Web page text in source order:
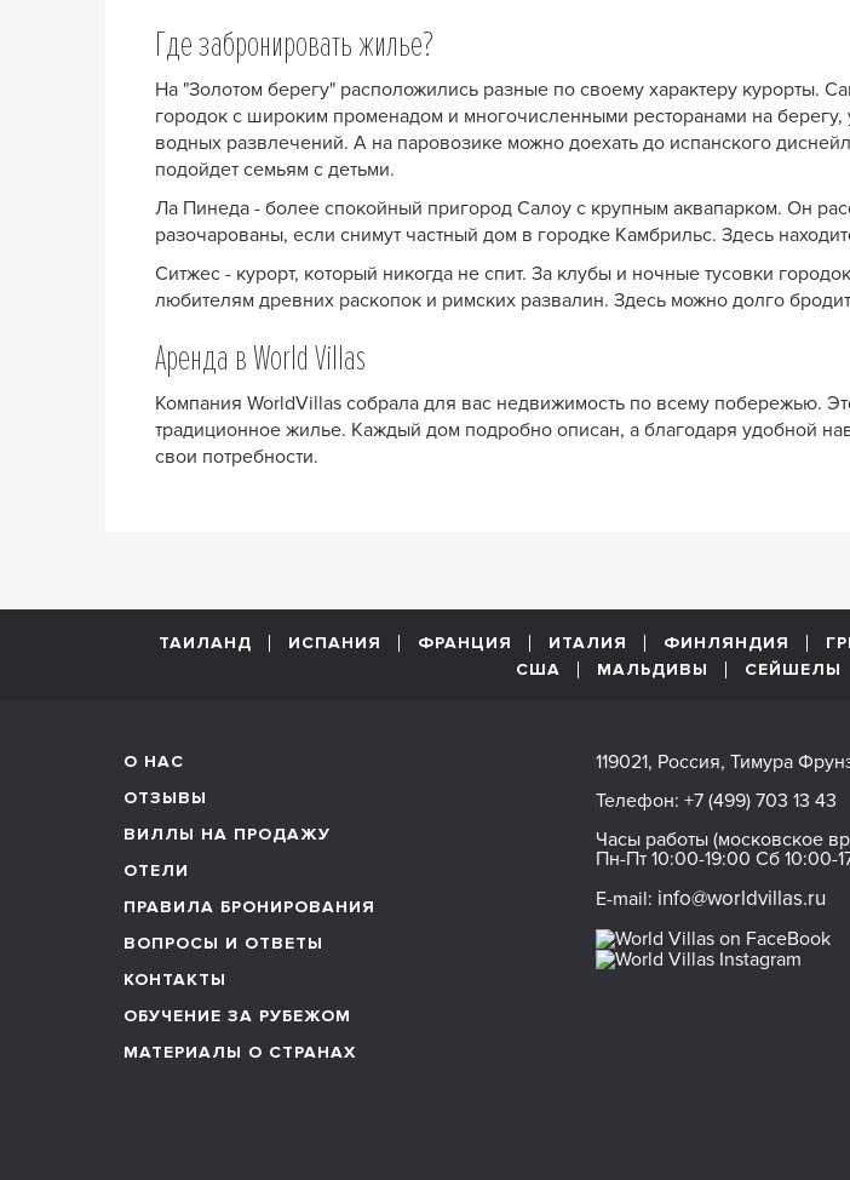
Где забронировать жилье?
На "Золотом берегу" расположились разные по своему характеру курорты.
городок с широким променадом и многочисленными ресторанами на
водных развлечений. А на паровозике можно доехать до испанского
подойдет семьям с детьми.
Ла Пинеда - более спокойный пригород Салоу с крупным аквапарком. Он
разочарованы, если снимут частный дом в городке Камбрильс. Здесь
Ситжес - курорт, который никогда не спит. За клубы и ночные тусовки
любителям древних раскопок и римских развалин. Здесь можно долго
Аренда в World Villas
Компания WorldVillas собрала для вас недвижимость по всему побережью.
традиционное жилье. Каждый дом подробно описан, а благодаря удобной
свои потребности.
ТАИЛАНД ИСПАНИЯ ФРАНЦИЯ ИТАЛИЯ ФИНЛЯНДИЯ
США
МАЛЬДИВЫ СЕЙШЕЛЫ
О НАС
ОТЗЫВЫ
ВИЛЛЫ НА ПРОДАЖУ
ОТЕЛИ
ПРАВИЛА БРОНИРОВАНИЯ
ВОПРОСЫ И ОТВЕТЫ
КОНТАКТЫ
ОБУЧЕНИЕ ЗА РУБЕЖОМ
МАТЕРИАЛЫ О СТРАНАХ
119021, Россия, Тимура
Телефон: +7 (499) 703 13 43
Часы работы (московское
Пн-Пт 10:00-19:00 Сб 10:00-
E-mail: info@worldvillas.ru